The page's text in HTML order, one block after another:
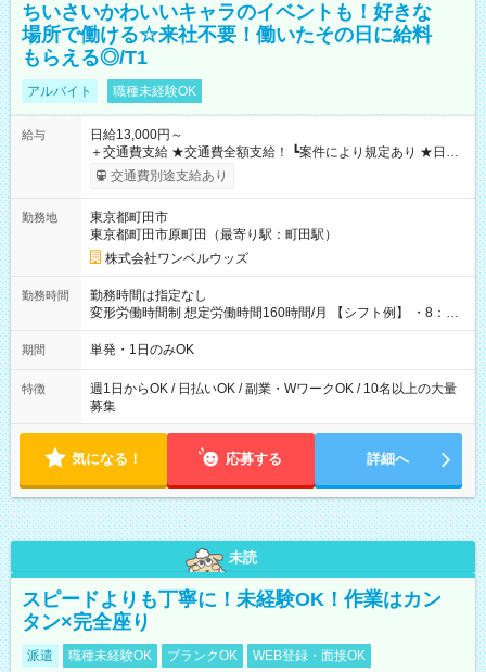
ちいさいかわいいキャラのイベントも！好きな
場所で働ける☆来社不要！働いたその日に給料
もらえる◎/T1
アルバイト 職種未経験OK
給与
日給13,000円～
＋交通費支給 ★交通費全額支給！ ┗案件により規定あり ★日払
いOK！（規定あり） ┗働いたその日に現金GET♪ お仕事後はコ
ンビニATMから 日払い分を引き落とせます！ 【試用期間】試
交通費別途支給あり
勤務地
東京都町田市
東京都町田市原町田（最寄り駅：町田駅）
株式会社ワンベルウッズ
勤務時間
勤務時間は指定なし
変形労働時間制 想定労働時間160時間/月 【シフト例】 ・8：00
～21：00
期間 単発・1日のみOK
特徴
週1日からOK / 日払いOK / 副業・WワークOK / 10名以上の大量
募集
気になる！ 応募する 詳細へ
未読
スピードよりも丁寧に！未経験OK！作業はカン
タン×完全座り
派遣 職種未経験OK ブランクOK WEB登録・面接OK